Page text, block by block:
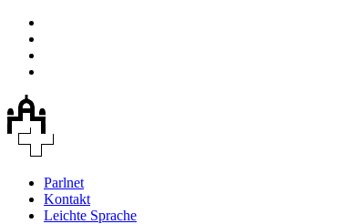
Parlnet
Kontakt
Leichte Sprache